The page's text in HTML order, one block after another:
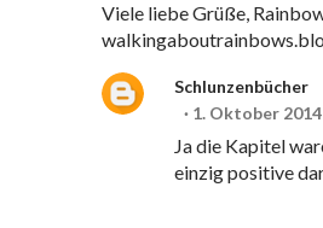
Viele liebe Grüße,
Schlunzenbücher
1. Oktober
Ja die Kapitel
einzig positive